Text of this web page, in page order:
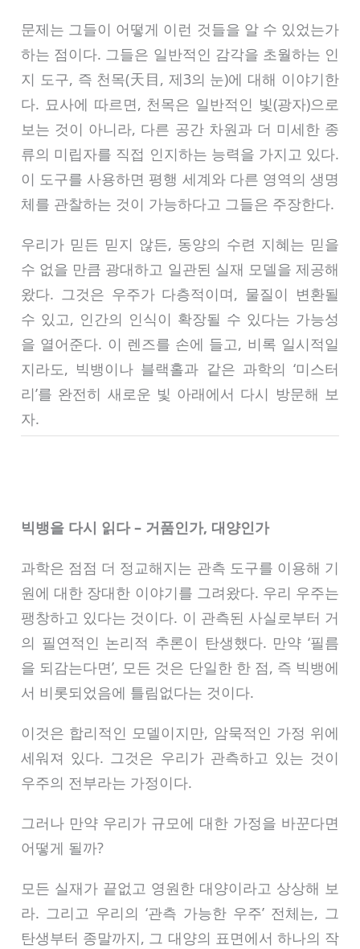
문제는 그들이 어떻게 이런 것들을 알 수 있었는가
하는 점이다. 그들은 일반적인 감각을 초월하는 인
지 도구, 즉 천목(天目, 제3의 눈)에 대해 이야기한
다. 묘사에 따르면, 천목은 일반적인 빛(광자)으로
보는 것이 아니라, 다른 공간 차원과 더 미세한 종
류의 미립자를 직접 인지하는 능력을 가지고 있다.
이 도구를 사용하면 평행 세계와 다른 영역의 생명
체를 관찰하는 것이 가능하다고 그들은 주장한다.
우리가 믿든 믿지 않든, 동양의 수련 지혜는 믿을
수 없을 만큼 광대하고 일관된 실재 모델을 제공해
왔다. 그것은 우주가 다층적이며, 물질이 변환될
수 있고, 인간의 인식이 확장될 수 있다는 가능성
을 열어준다. 이 렌즈를 손에 들고, 비록 일시적일
지라도, 빅뱅이나 블랙홀과 같은 과학의 ‘미스터
리’를 완전히 새로운 빛 아래에서 다시 방문해 보
자.
빅뱅을 다시 읽다 – 거품인가, 대양인가
과학은 점점 더 정교해지는 관측 도구를 이용해 기
원에 대한 장대한 이야기를 그려왔다. 우리 우주는
팽창하고 있다는 것이다. 이 관측된 사실로부터 거
의 필연적인 논리적 추론이 탄생했다. 만약 ‘필름
을 되감는다면’, 모든 것은 단일한 한 점, 즉 빅뱅에
서 비롯되었음에 틀림없다는 것이다.
이것은 합리적인 모델이지만, 암묵적인 가정 위에
세워져 있다. 그것은 우리가 관측하고 있는 것이
우주의 전부라는 가정이다.
그러나 만약 우리가 규모에 대한 가정을 바꾼다면
어떻게 될까?
모든 실재가 끝없고 영원한 대양이라고 상상해 보
라. 그리고 우리의 ‘관측 가능한 우주’ 전체는, 그
탄생부터 종말까지, 그 대양의 표면에서 하나의 작